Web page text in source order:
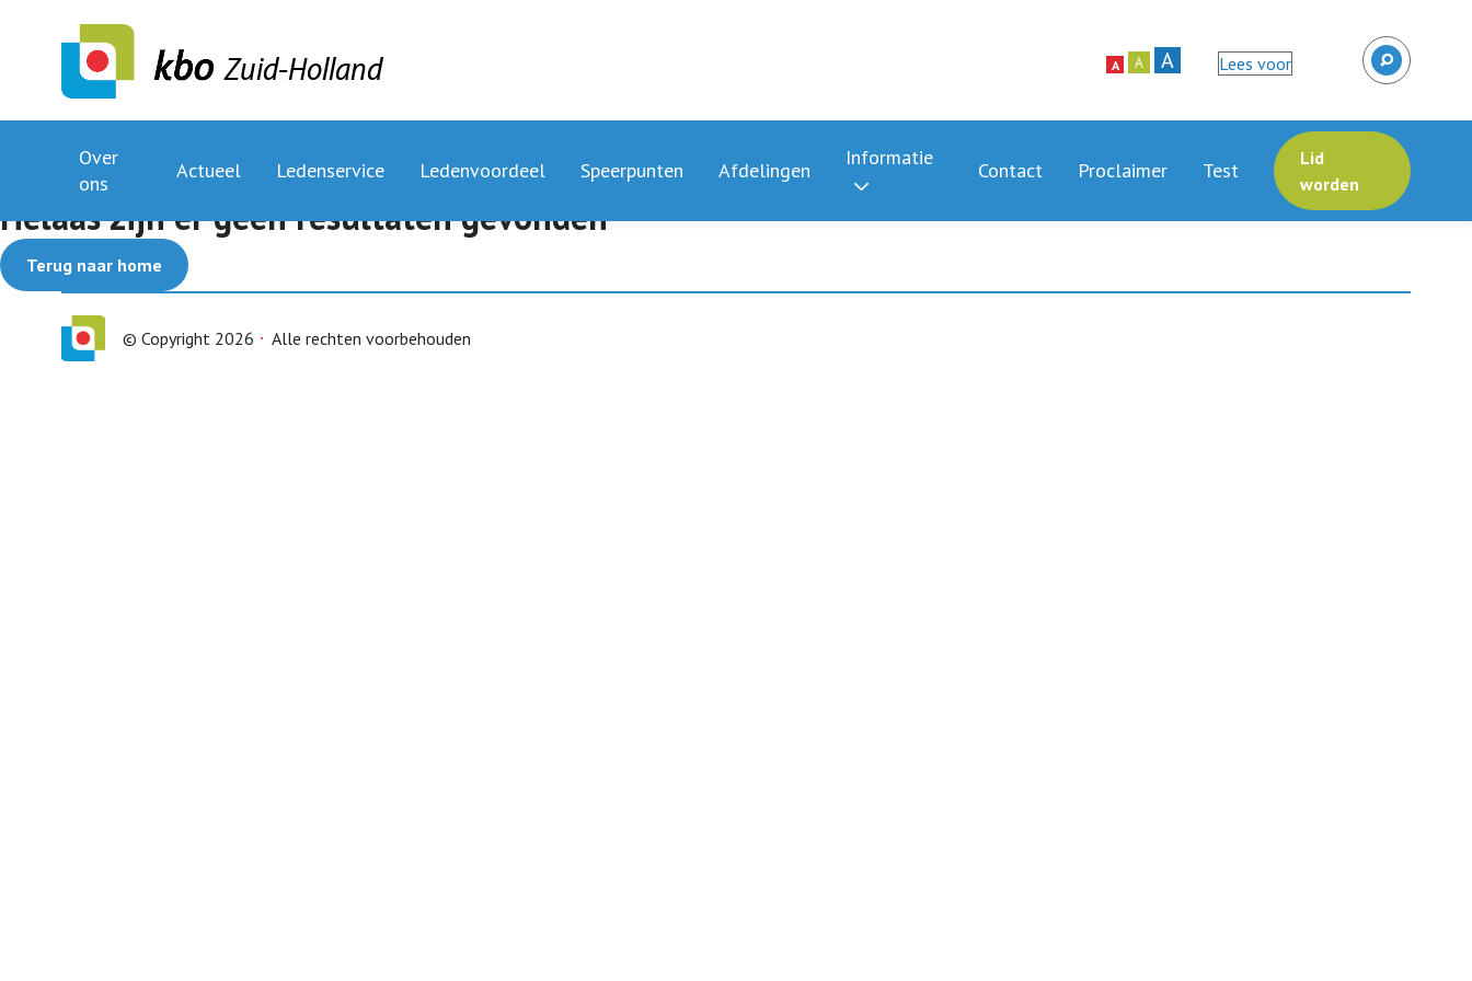
Zuid-Holland A A A Lees voor
Over
ons
Actueel Ledenservice Ledenvoordeel Speerpunten Afdelingen
Informatie
Contact Proclaimer Test
Lid
worden
Helaas zijn er geen resultaten gevonden
Terug naar home
© Copyright 2026 Alle rechten voorbehouden